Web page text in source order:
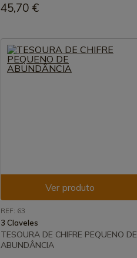
45,70 €
Ver produto
REF: 63
3 Claveles
TESOURA DE CHIFRE PEQUENO DE
ABUNDÂNCIA